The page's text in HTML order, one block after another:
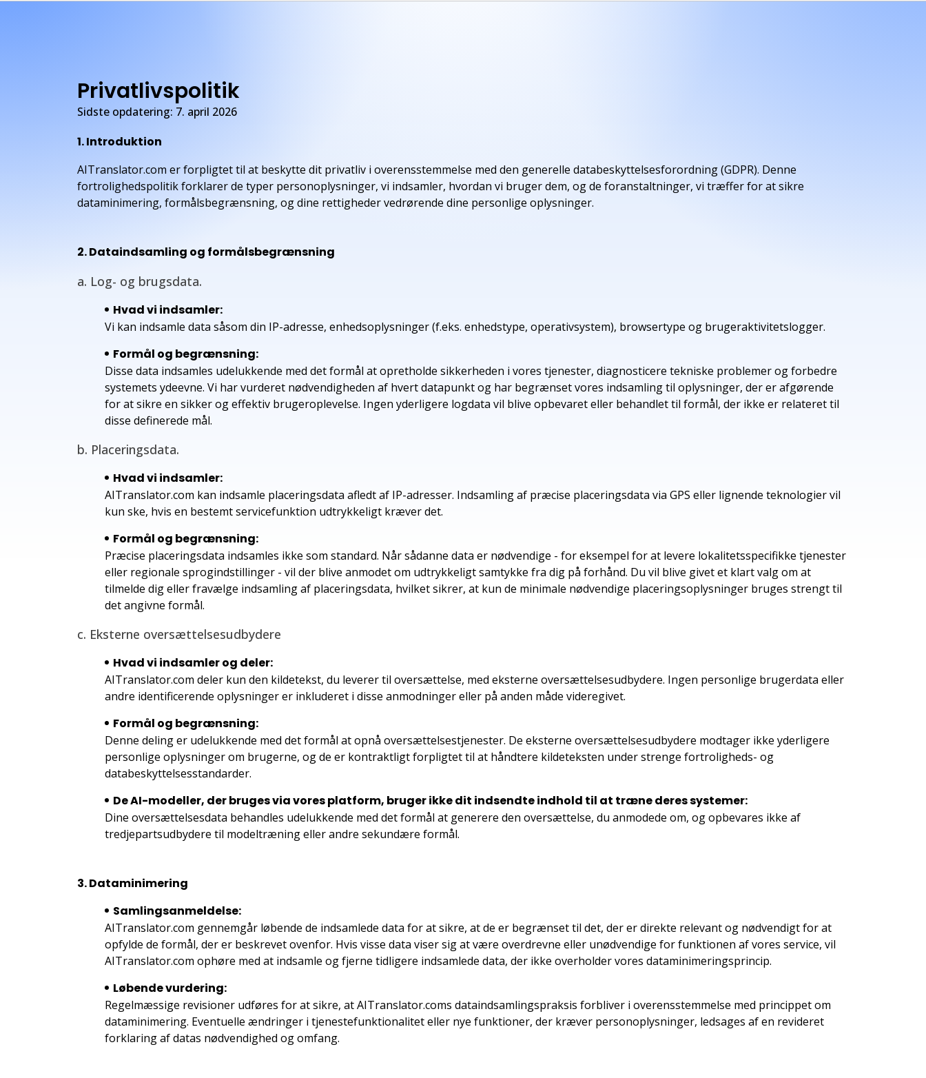
Privatlivspolitik
Sidste opdatering: 7. april 2026
1. Introduktion
AITranslator.com er forpligtet til at beskytte dit privatliv i overensstemmelse med den generelle databeskyttelsesforordning (GDPR). Denne
fortrolighedspolitik forklarer de typer personoplysninger, vi indsamler, hvordan vi bruger dem, og de foranstaltninger, vi træffer for at sikre
dataminimering, formålsbegrænsning, og dine rettigheder vedrørende dine personlige oplysninger.
2. Dataindsamling og formålsbegrænsning
a. Log- og brugsdata.
Hvad vi indsamler:
Vi kan indsamle data såsom din IP-adresse, enhedsoplysninger (f.eks. enhedstype, operativsystem), browsertype og brugeraktivitetslogger.
Formål og begrænsning:
Disse data indsamles udelukkende med det formål at opretholde sikkerheden i vores tjenester, diagnosticere tekniske problemer og forbedre
systemets ydeevne. Vi har vurderet nødvendigheden af hvert datapunkt og har begrænset vores indsamling til oplysninger, der er afgørende
for at sikre en sikker og effektiv brugeroplevelse. Ingen yderligere logdata vil blive opbevaret eller behandlet til formål, der ikke er relateret til
disse definerede mål.
b. Placeringsdata.
Hvad vi indsamler:
AITranslator.com kan indsamle placeringsdata afledt af IP-adresser. Indsamling af præcise placeringsdata via GPS eller lignende teknologier vil
kun ske, hvis en bestemt servicefunktion udtrykkeligt kræver det.
Formål og begrænsning:
Præcise placeringsdata indsamles ikke som standard. Når sådanne data er nødvendige - for eksempel for at levere lokalitetsspecifikke tjenester
eller regionale sprogindstillinger - vil der blive anmodet om udtrykkeligt samtykke fra dig på forhånd. Du vil blive givet et klart valg om at
tilmelde dig eller fravælge indsamling af placeringsdata, hvilket sikrer, at kun de minimale nødvendige placeringsoplysninger bruges strengt til
det angivne formål.
c. Eksterne oversættelsesudbydere
Hvad vi indsamler og deler:
AITranslator.com deler kun den kildetekst, du leverer til oversættelse, med eksterne oversættelsesudbydere. Ingen personlige brugerdata eller
andre identificerende oplysninger er inkluderet i disse anmodninger eller på anden måde videregivet.
Formål og begrænsning:
Denne deling er udelukkende med det formål at opnå oversættelsestjenester. De eksterne oversættelsesudbydere modtager ikke yderligere
personlige oplysninger om brugerne, og de er kontraktligt forpligtet til at håndtere kildeteksten under strenge fortroligheds- og
databeskyttelsesstandarder.
De AI-modeller, der bruges via vores platform, bruger ikke dit indsendte indhold til at træne deres systemer:
Dine oversættelsesdata behandles udelukkende med det formål at generere den oversættelse, du anmodede om, og opbevares ikke af
tredjepartsudbydere til modeltræning eller andre sekundære formål.
3. Dataminimering
Samlingsanmeldelse:
AITranslator.com gennemgår løbende de indsamlede data for at sikre, at de er begrænset til det, der er direkte relevant og nødvendigt for at
opfylde de formål, der er beskrevet ovenfor. Hvis visse data viser sig at være overdrevne eller unødvendige for funktionen af vores service, vil
AITranslator.com ophøre med at indsamle og fjerne tidligere indsamlede data, der ikke overholder vores dataminimeringsprincip.
Løbende vurdering:
Regelmæssige revisioner udføres for at sikre, at AITranslator.coms dataindsamlingspraksis forbliver i overensstemmelse med princippet om
dataminimering. Eventuelle ændringer i tjenestefunktionalitet eller nye funktioner, der kræver personoplysninger, ledsages af en revideret
forklaring af datas nødvendighed og omfang.